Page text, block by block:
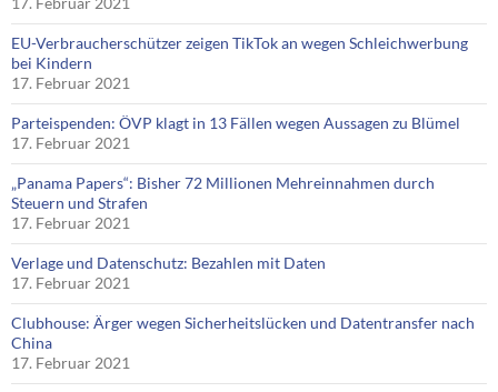
EU-Verbraucherschützer zeigen TikTok an wegen Schleichwerbung
bei Kindern
17. Februar 2021
Parteispenden: ÖVP klagt in 13 Fällen wegen Aussagen zu Blümel
17. Februar 2021
„Panama Papers“: Bisher 72 Millionen Mehreinnahmen durch
Steuern und Strafen
17. Februar 2021
Verlage und Datenschutz: Bezahlen mit Daten
17. Februar 2021
Clubhouse: Ärger wegen Sicherheitslücken und Datentransfer nach
China
17. Februar 2021